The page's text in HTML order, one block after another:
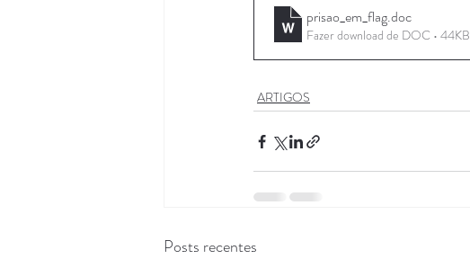
prisao_em_flag.doc
Fazer download de DOC • 44KB
ARTIGOS
Posts recentes